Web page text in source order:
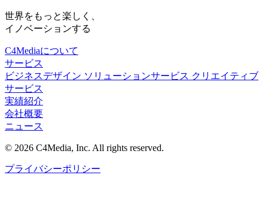
世界をもっと楽しく、
イノベーションする
C4Mediaについて
サービス
ビジネスデザイン ソリューションサービス クリエイティブ
サービス
実績紹介
会社概要
ニュース
© 2026 C4Media, Inc. All rights reserved.
プライバシーポリシー